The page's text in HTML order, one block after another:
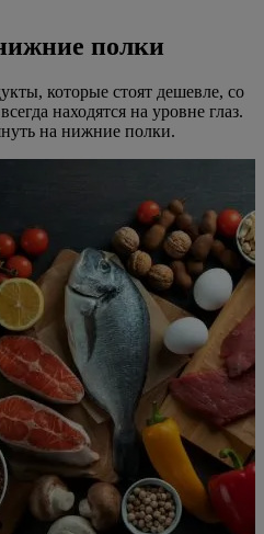
полки
которые стоят дешевле, со
находятся на уровне глаз.
на нижние полки.